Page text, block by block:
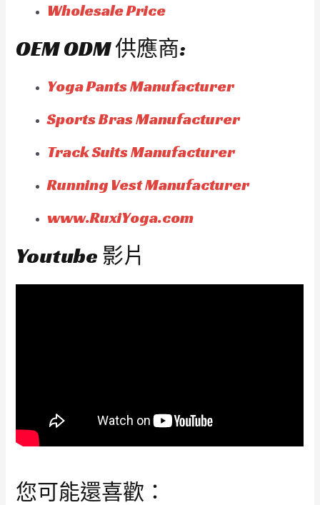
Wholesale Price
OEM ODM 供應商:
Yoga Pants Manufacturer
Sports Bras Manufacturer
Track Suits Manufacturer
Running Vest Manufacturer
www.RuxiYoga.com
Youtube 影片
您可能還喜歡：